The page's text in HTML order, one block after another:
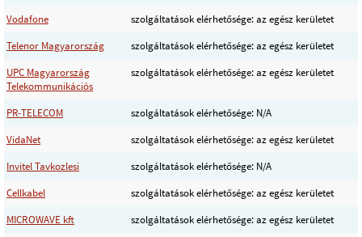
Vodafone
szolgáltatások elérhetősége: az egész kerületet
Telenor Magyarország
szolgáltatások elérhetősége: az egész kerületet
UPC Magyarország
Telekommunikációs
szolgáltatások elérhetősége: az egész kerületet
PR-TELECOM
szolgáltatások elérhetősége: N/A
VidaNet
szolgáltatások elérhetősége: az egész kerületet
Invitel Tavkozlesi
szolgáltatások elérhetősége: N/A
Cellkabel
szolgáltatások elérhetősége: az egész kerületet
MICROWAVE kft
szolgáltatások elérhetősége: az egész kerületet